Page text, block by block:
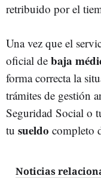
retribuido por el
Una vez que el
oficial de baja
forma correcta la
trámites de gestión
Seguridad Social o
tu sueldo completo
Noticias